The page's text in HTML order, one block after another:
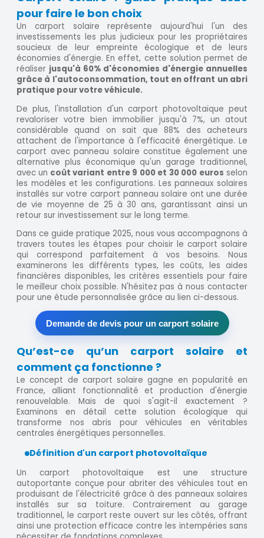
pour faire le bon choix
Un carport solaire représente aujourd'hui l'un des
investissements les plus judicieux pour les propriétaires
soucieux de leur empreinte écologique et de leurs
économies d'énergie. En effet, cette solution permet de
réaliser jusqu'à 60% d'économies d'énergie annuelles
grâce à l'autoconsommation, tout en offrant un abri
pratique pour votre véhicule.
De plus, l'installation d'un carport photovoltaïque peut
revaloriser votre bien immobilier jusqu'à 7%, un atout
considérable quand on sait que 88% des acheteurs
attachent de l'importance à l'efficacité énergétique. Le
carport avec panneau solaire constitue également une
alternative plus économique qu'un garage traditionnel,
avec un coût variant entre 9 000 et 30 000 euros selon
les modèles et les configurations. Les panneaux solaires
installés sur votre carport panneau solaire ont une durée
de vie moyenne de 25 à 30 ans, garantissant ainsi un
retour sur investissement sur le long terme.
Dans ce guide pratique 2025, nous vous accompagnons à
travers toutes les étapes pour choisir le carport solaire
qui correspond parfaitement à vos besoins. Nous
examinerons les différents types, les coûts, les aides
financières disponibles, les critères essentiels pour faire
le meilleur choix possible. N'hésitez pas à nous contacter
pour une étude personnalisée grâce au lien ci-dessous.
Demande de devis pour un carport solaire
Qu’est-ce qu’un carport solaire et
comment ça fonctionne ?
Le concept de carport solaire gagne en popularité en
France, alliant fonctionnalité et production d'énergie
renouvelable. Mais de quoi s'agit-il exactement ?
Examinons en détail cette solution écologique qui
transforme nos abris pour véhicules en véritables
centrales énergétiques personnelles.
Définition d'un carport photovoltaïque
Un carport photovoltaïque est une structure
autoportante conçue pour abriter des véhicules tout en
produisant de l'électricité grâce à des panneaux solaires
installés sur sa toiture. Contrairement au garage
traditionnel, le carport reste ouvert sur les côtés, offrant
ainsi une protection efficace contre les intempéries sans